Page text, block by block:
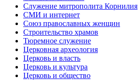
Служение митрополита Корнилия
СМИ и интернет
Союз православных женщин
Строительство храмов
Тюремное служение
Церковная археология
Церковь и власть
Церковь и культура
Церковь и общество